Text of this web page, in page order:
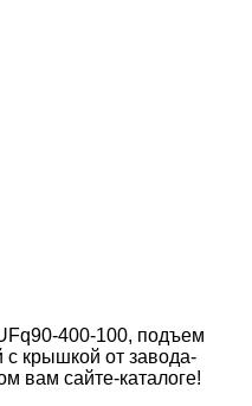
400-100, подъем
с крышкой от завода-
вам сайте-каталоге!